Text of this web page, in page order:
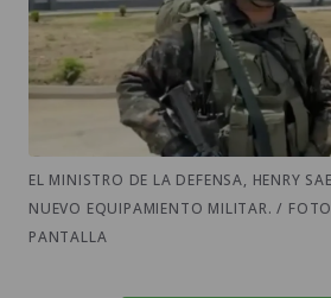
EL MINISTRO DE LA DEFENSA, HENRY
NUEVO EQUIPAMIENTO MILITAR. /
PANTALLA